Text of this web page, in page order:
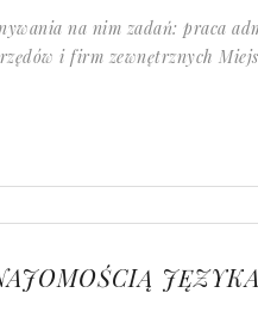
na nim zadań: praca
i firm zewnętrznych